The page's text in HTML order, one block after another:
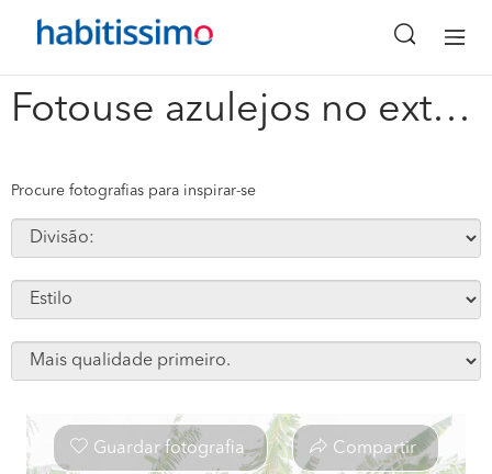
Fotouse azulejos no exterior #63217
x
Procure fotografias para inspirar-se
Guardar fotografia Compartir